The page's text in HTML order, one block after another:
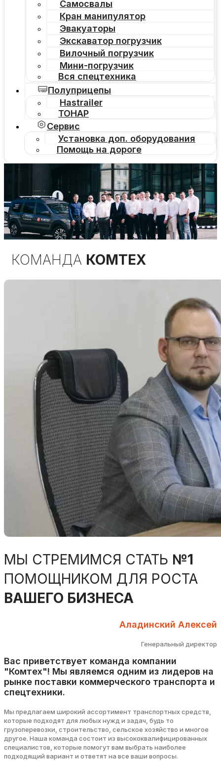
Самосвалы
Кран манипулятор
Эвакуаторы
Экскаватор погрузчик
Вилочный погрузчик
Мини-погрузчик
Вся спецтехника
Полуприцепы
Hastrailer
ТОНАР
Сервис
Установка доп. оборудования
Помощь на дороге
Команда КОМТЕХ АВТО
КОМАНДА КОМТЕХ
МЫ СТРЕМИМСЯ СТАТЬ №1
ПОМОЩНИКОМ ДЛЯ РОСТА
ВАШЕГО БИЗНЕСА
Аладинский Алексей
Генеральный директор
Вас приветствует команда компании
"Комтех"! Мы являемся одним из лидеров на
рынке поставки коммерческого транспорта и
спецтехники.
Мы предлагаем широкий ассортимент транспортных средств,
которые подходят для любых нужд и задач, будь то
грузоперевозки, строительство, сельское хозяйство и многое
другое. Наша команда состоит из высококвалифицированных
специалистов, которые помогут вам выбрать наиболее
подходящий вариант и ответят на все ваши вопросы.